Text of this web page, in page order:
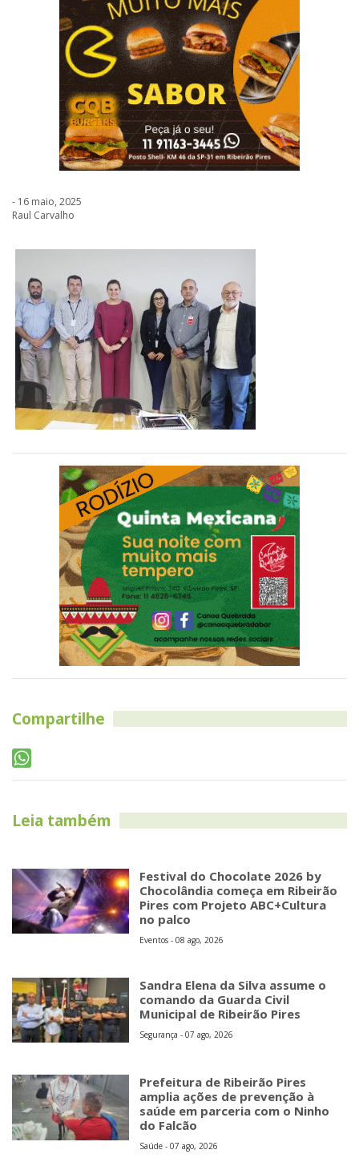
- 16 maio, 2025
Raul Carvalho
Compartilhe
Leia também
Festival do Chocolate 2026 by
Chocolândia começa em Ribeirão
Pires com Projeto ABC+Cultura
no palco
Eventos - 08 ago, 2026
Sandra Elena da Silva assume o
comando da Guarda Civil
Municipal de Ribeirão Pires
Segurança - 07 ago, 2026
Prefeitura de Ribeirão Pires
amplia ações de prevenção à
saúde em parceria com o Ninho
do Falcão
Saúde - 07 ago, 2026